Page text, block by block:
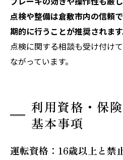
点検や整備は倉敷市内の信頼
期的に行うことが推奨されます
点検に関する相談も受け付け
ながっています。
利用資格・保
基本事項
運転資格：16歳以上と禁